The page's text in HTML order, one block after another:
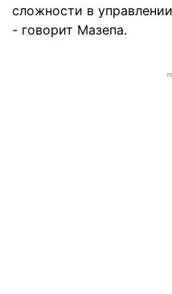
сложности в
- говорит Мазепа.